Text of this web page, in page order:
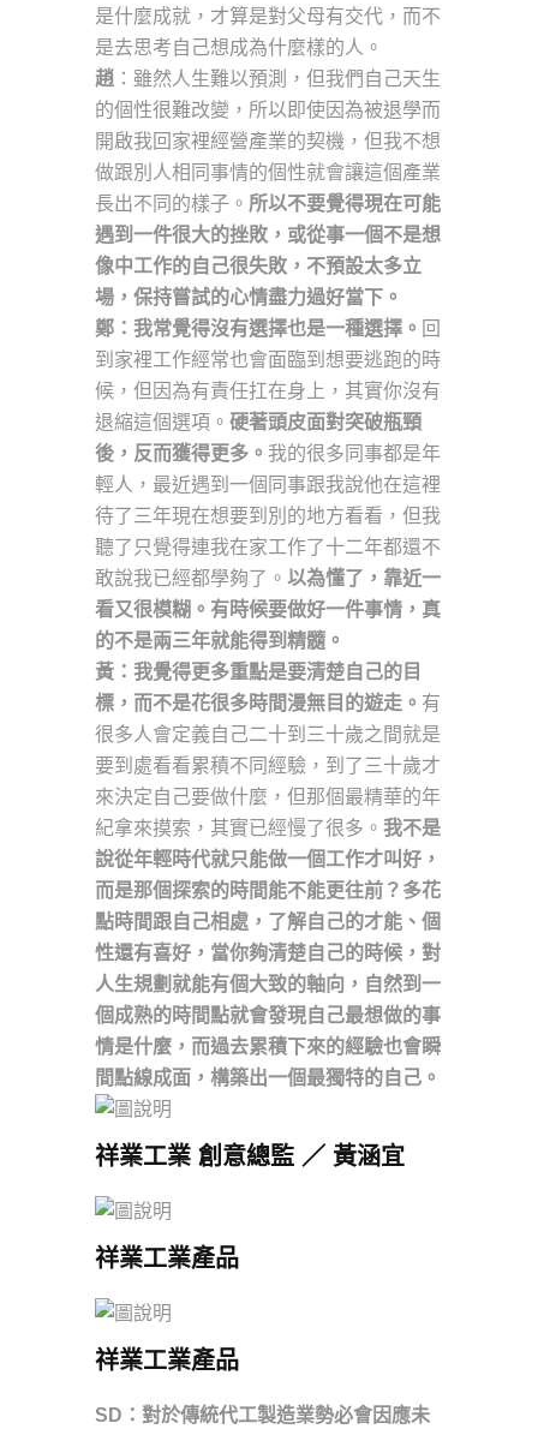
是什麼成就，才算是對父母有交代，而不
是去思考自己想成為什麼樣的人。
趙 ：雖然人生難以預測，但我們自己天生
的個性很難改變，所以即使因為被退學而
開啟我回家裡經營產業的契機，但我不想
做跟別人相同事情的個性就會讓這個產業
長出不同的樣子。 所以不要覺得現在可能
遇到一件很大的挫敗，或從事一個不是想
像中工作的自己很失敗，不預設太多立
場，保持嘗試的心情盡力過好當下。
鄭：我常覺得沒有選擇也是一種選擇。 回
到家裡工作經常也會面臨到想要逃跑的時
候，但因為有責任扛在身上，其實你沒有
退縮這個選項。 硬著頭皮面對突破瓶頸
後，反而獲得更多。 我的很多同事都是年
輕人，最近遇到一個同事跟我說他在這裡
待了三年現在想要到別的地方看看，但我
聽了只覺得連我在家工作了十二年都還不
敢說我已經都學夠了。 以為懂了，靠近一
看又很模糊。有時候要做好一件事情，真
的不是兩三年就能得到精髓。
黃：我覺得更多重點是要清楚自己的目
標，而不是花很多時間漫無目的遊走。 有
很多人會定義自己二十到三十歲之間就是
要到處看看累積不同經驗，到了三十歲才
來決定自己要做什麼，但那個最精華的年
紀拿來摸索，其實已經慢了很多。 我不是
說從年輕時代就只能做一個工作才叫好，
而是那個探索的時間能不能更往前？多花
點時間跟自己相處，了解自己的才能、個
性還有喜好，當你夠清楚自己的時候，對
人生規劃就能有個大致的軸向，自然到一
個成熟的時間點就會發現自己最想做的事
情是什麼，而過去累積下來的經驗也會瞬
間點線成面，構築出一個最獨特的自己。
祥業工業 創意總監 ／ 黃涵宜
祥業工業產品
祥業工業產品
SD：對於傳統代工製造業勢必會因應未